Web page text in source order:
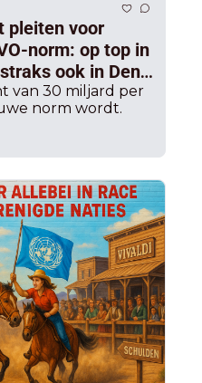
pleiten voor
norm: op top in
ook in Den
haalbaar”
van 30 miljard per
norm wordt.